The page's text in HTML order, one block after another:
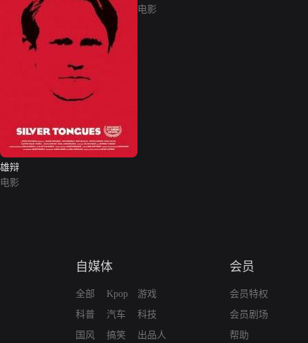
雄辩
电影
电影
自媒体
全部
科普
国风
Kpop
汽车
搞笑
游戏
科技
出品人
会员
会员特权
会员剧场
帮助